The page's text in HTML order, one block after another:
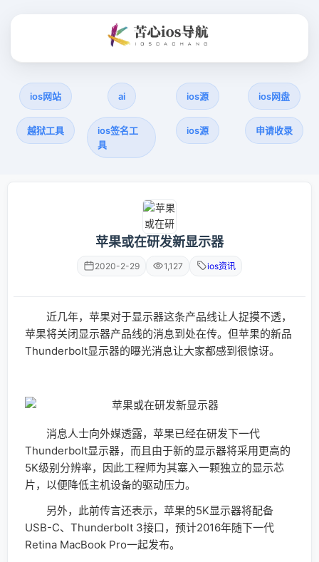
ios网站 ai ios源 ios网盘
越狱工具
ios签名工
具
ios源 申请收录
苹果或在研发新显示器
2020-2-29 1,127 ios资讯
近几年，苹果对于显示器这条产品线让人捉摸不透，
苹果将关闭显示器产品线的消息到处在传。但苹果的新品
Thunderbolt显示器的曝光消息让大家都感到很惊讶。
消息人士向外媒透露，苹果已经在研发下一代
Thunderbolt显示器，而且由于新的显示器将采用更高的
5K级别分辨率，因此工程师为其塞入一颗独立的显示芯
片，以便降低主机设备的驱动压力。
另外，此前传言还表示，苹果的5K显示器将配备
USB-C、Thunderbolt 3接口，预计2016年随下一代
Retina MacBook Pro一起发布。